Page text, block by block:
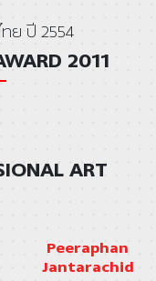
ย ปี 2554
2011
ART
Peeraphan
Jantarachid